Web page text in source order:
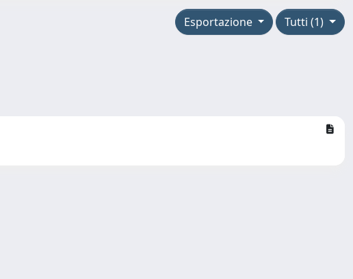
Tutti (1)
Esportazione